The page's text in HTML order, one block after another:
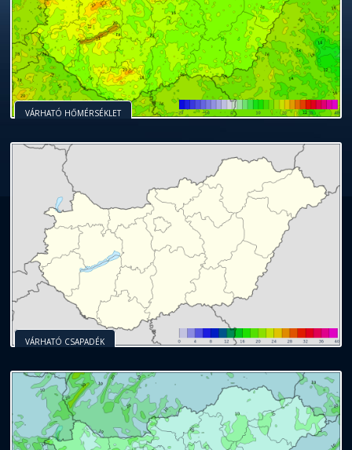
VÁRHATÓ HŐMÉRSÉKLET
VÁRHATÓ CSAPADÉK